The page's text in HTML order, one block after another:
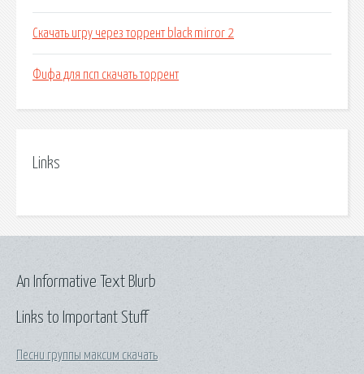
Скачать игру через торрент black mirror 2
Фифа для псп скачать торрент
Links
Links to Important Stuff
Песни группы максим скачать
An Informative Text Blurb